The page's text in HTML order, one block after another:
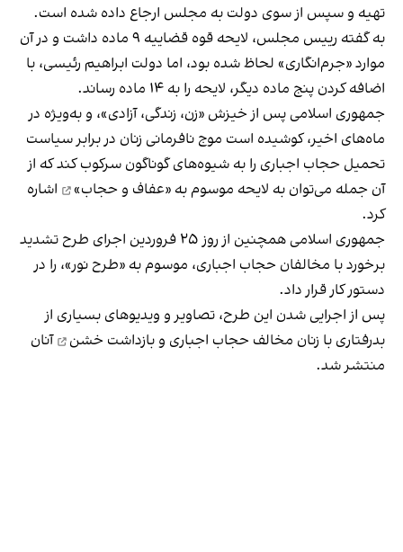
تهیه و سپس از سوی دولت به مجلس ارجاع داده شده است.
به گفته رییس مجلس، لایحه قوه قضاییه ۹ ماده داشت و در آن
موارد «جرم‌انگاری» لحاظ شده بود، اما دولت ابراهیم رئیسی، با
اضافه کردن پنج ماده دیگر، لایحه را به ۱۴ ماده رساند.
جمهوری اسلامی پس از خیزش «زن، زندگی، آزادی»، و به‌ویژه در
ماه‌های اخیر، کوشیده است موج نافرمانی زنان در برابر سیاست
تحمیل حجاب اجباری را به شیوه‌های گوناگون سرکوب کند که از
آن جمله می‌توان به لایحه موسوم به «عفاف و حجاب»
اشاره
کرد.
جمهوری اسلامی همچنین از روز ۲۵ فروردین اجرای طرح تشدید
برخورد با مخالفان حجاب اجباری، موسوم به «طرح نور»، را در
دستور کار قرار داد.
پس از اجرایی شدن این طرح، تصاویر و ویدیوهای بسیاری از
بدرفتاری با زنان مخالف حجاب اجباری وبازداشت خشن
آنان
منتشر شد.